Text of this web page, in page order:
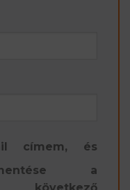
címem, és
a